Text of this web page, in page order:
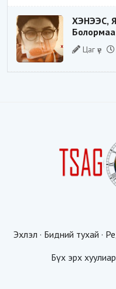
ХЭНЭЭС,
Цаг үе
Эхлэл · Бидний тухай ·
Бүх эрх